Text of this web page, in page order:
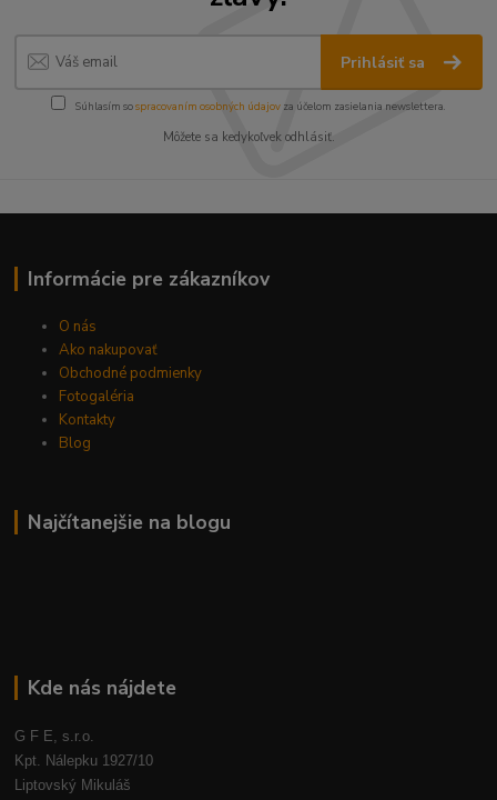
Prihlásiť sa
Súhlasím sospracovaním osobných údajov za účelom zasielania newslettera.
Môžete sa kedykoľvek odhlásiť.
Informácie pre zákazníkov
O nás
Ako nakupovať
Obchodné podmienky
Fotogaléria
Kontakty
Blog
Najčítanejšie na blogu
Kde nás nájdete
G F E, s.r.o.
Kpt. Nálepku 1927/10
Liptovský Mikuláš